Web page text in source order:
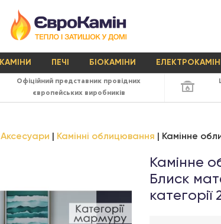
КАМІНИ ПЕЧІ БІОКАМІНИ
Офіційний представник провідних
європейських виробників
Аксесуари Камінні облицювання Камінне
Камінне
Блиск
категорії